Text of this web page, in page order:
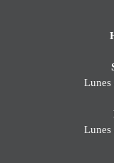
Lunes
Lunes